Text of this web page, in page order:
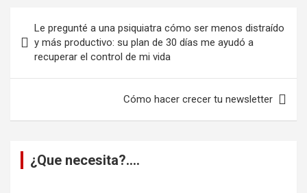
de
entradas
Le pregunté a una psiquiatra cómo ser menos distraído
y más productivo: su plan de 30 días me ayudó a
recuperar el control de mi vida
Cómo hacer crecer tu newsletter
¿Que necesita?….